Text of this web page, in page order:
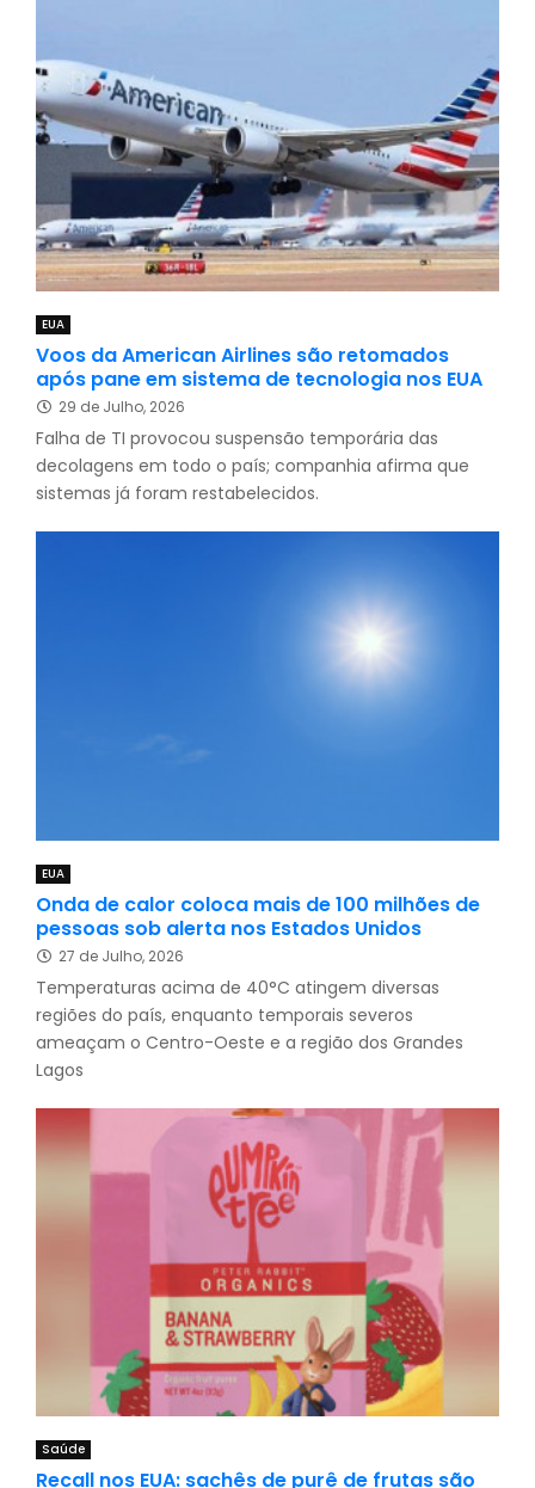
EUA
Voos da American Airlines são retomados
após pane em sistema de tecnologia nos EUA
29 de Julho, 2026
Falha de TI provocou suspensão temporária das
decolagens em todo o país; companhia afirma que
sistemas já foram restabelecidos.
EUA
Onda de calor coloca mais de 100 milhões de
pessoas sob alerta nos Estados Unidos
27 de Julho, 2026
Temperaturas acima de 40°C atingem diversas
regiões do país, enquanto temporais severos
ameaçam o Centro-Oeste e a região dos Grandes
Lagos
Saúde
Recall nos EUA: sachês de purê de frutas são